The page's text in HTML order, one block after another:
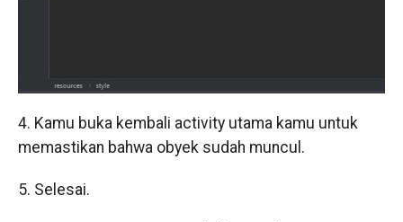
4. Kamu buka kembali activity utama kamu untuk
memastikan bahwa obyek sudah muncul.
5. Selesai.